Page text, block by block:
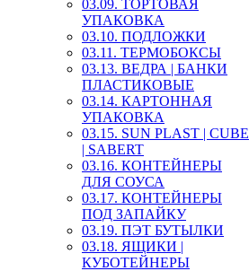
03.09. ТОРТОВАЯ
УПАКОВКА
03.10. ПОДЛОЖКИ
03.11. ТЕРМОБОКСЫ
03.13. ВЕДРА | БАНКИ
ПЛАСТИКОВЫЕ
03.14. КАРТОННАЯ
УПАКОВКА
03.15. SUN PLAST | CUBE
| SABERT
03.16. КОНТЕЙНЕРЫ
ДЛЯ СОУСА
03.17. КОНТЕЙНЕРЫ
ПОД ЗАПАЙКУ
03.19. ПЭТ БУТЫЛКИ
03.18. ЯЩИКИ |
КУБОТЕЙНЕРЫ